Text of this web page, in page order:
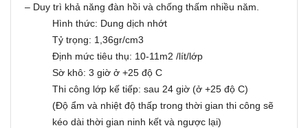
– Duy trì khả năng đàn hồi và chống thấm nhiều năm.
Hình thức: Dung dịch nhớt
Tỷ trọng: 1,36gr/cm3
Định mức tiêu thụ: 10-11m2 /lít/lớp
Sờ khô: 3 giờ ở +25 độ C
Thi công lớp kế tiếp: sau 24 giờ (ở +25 độ C)
(Độ ẩm và nhiệt độ thấp trong thời gian thi công sẽ
kéo dài thời gian ninh kết và ngược lại)